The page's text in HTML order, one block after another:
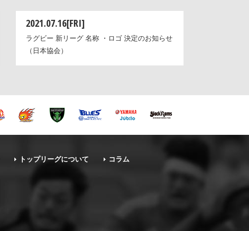
2021.07.16[FRI]
ラグビー 新リーグ 名称 ・ロゴ 決定のお知らせ
（日本協会）
トップリーグについて コラム